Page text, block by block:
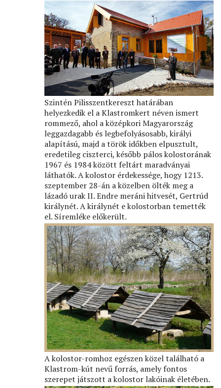
Szintén Pilisszentkereszt határában
helyezkedik el a Klastromkert néven ismert
rommező, ahol a középkori Magyarország
leggazdagabb és legbefolyásosabb, királyi
alapítású, majd a török időkben elpusztult,
eredetileg ciszterci, később pálos kolostorának
1967 és 1984 között feltárt maradványai
láthatók. A kolostor érdekessége, hogy 1213.
szeptember 28-án a közelben ölték meg a
lázadó urak II. Endre meráni hitvesét, Gertrúd
királynét. A királynét e kolostorban temették
el. Síremléke előkerült.
A kolostor-romhoz egészen közel található a
Klastrom-kút nevű forrás, amely fontos
szerepet játszott a kolostor lakóinak életében.